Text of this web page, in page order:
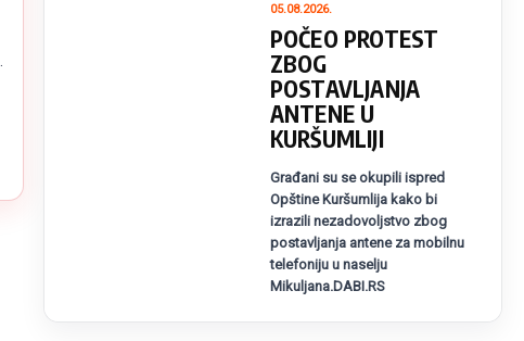
05.08.2026.
POČEO PROTEST
ZBOG
POSTAVLJANJA
ANTENE U
KURŠUMLIJI
Građani su se okupili ispred
Opštine Kuršumlija kako bi
izrazili nezadovoljstvo zbog
postavljanja antene za mobilnu
telefoniju u naselju
Mikuljana.DABI.RS